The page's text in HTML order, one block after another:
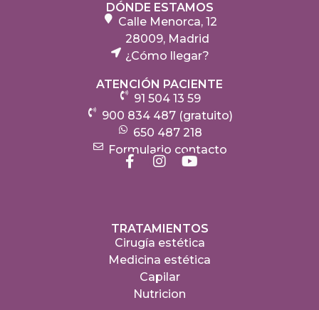
DÓNDE ESTAMOS
Calle Menorca, 12
28009, Madrid
¿Cómo llegar?
ATENCIÓN PACIENTE
91 504 13 59
900 834 487 (gratuito)
650 487 218
Formulario contacto
TRATAMIENTOS
Cirugía estética
Medicina estética
Capilar
Nutricion